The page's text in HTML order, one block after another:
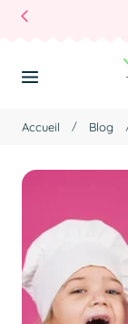
Au Contenu
Accueil Blog